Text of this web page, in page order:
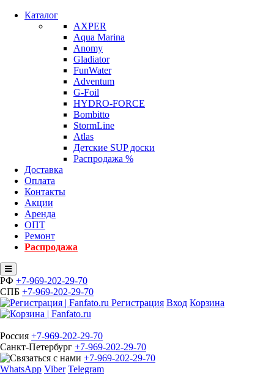
Каталог
AXPER
Aqua Marina
Anomy
Gladiator
FunWater
Adventum
G-Foil
HYDRO-FORCE
Bombitto
StormLine
Atlas
Детские SUP доски
Распродажа %
Доставка
Оплата
Контакты
Акции
Аренда
ОПТ
Ремонт
Распродажа
РФ +7-969-202-29-70
СПБ +7-969-202-29-70
Регистрация Вход Корзина
Россия +7-969-202-29-70
Санкт-Петербург +7-969-202-29-70
+7-969-202-29-70
WhatsApp Viber Telegram